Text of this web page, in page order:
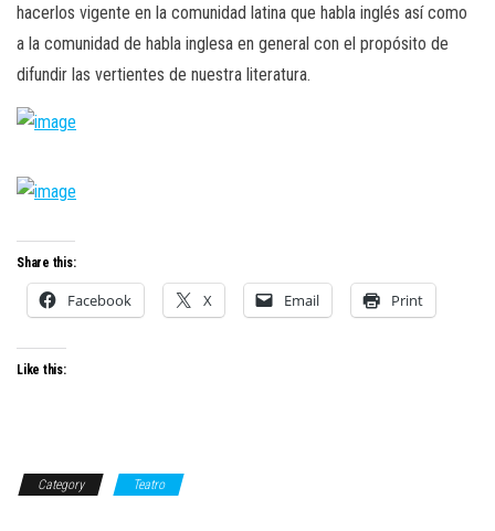
hacerlos vigente en la comunidad latina que habla inglés así como
a la comunidad de habla inglesa en general con el propósito de
difundir las vertientes de nuestra literatura.
Share this:
Facebook X Email Print
Like this:
Category Teatro